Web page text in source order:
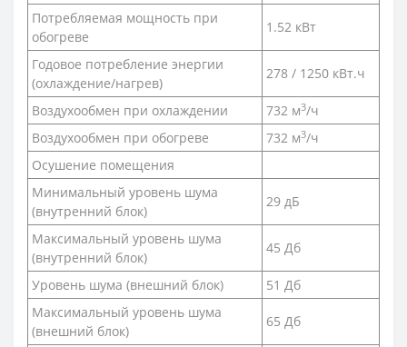
Потребляемая мощность при
обогреве
1.52 кВт
Годовое потребление энергии
(охлаждение/нагрев)
278 / 1250 кВт.ч
Воздухообмен при охлаждении 732 м3/ч
Воздухообмен при обогреве
732 м3/ч
Осушение помещения
Минимальный уровень шума
(внутренний блок)
29 дБ
Максимальный уровень шума
(внутренний блок)
45 Дб
Уровень шума (внешний блок)
51 Дб
Максимальный уровень шума
(внешний блок)
65 Дб